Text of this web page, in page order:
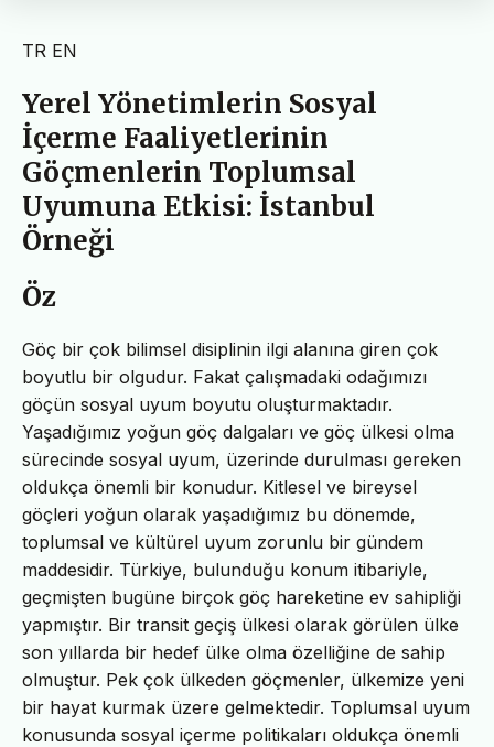
TR EN
Yerel Yönetimlerin Sosyal
İçerme Faaliyetlerinin
Göçmenlerin Toplumsal
Uyumuna Etkisi: İstanbul
Örneği
Öz
Göç bir çok bilimsel disiplinin ilgi alanına giren çok
boyutlu bir olgudur. Fakat çalışmadaki odağımızı
göçün sosyal uyum boyutu oluşturmaktadır.
Yaşadığımız yoğun göç dalgaları ve göç ülkesi olma
sürecinde sosyal uyum, üzerinde durulması gereken
oldukça önemli bir konudur. Kitlesel ve bireysel
göçleri yoğun olarak yaşadığımız bu dönemde,
toplumsal ve kültürel uyum zorunlu bir gündem
maddesidir. Türkiye, bulunduğu konum itibariyle,
geçmişten bugüne birçok göç hareketine ev sahipliği
yapmıştır. Bir transit geçiş ülkesi olarak görülen ülke
son yıllarda bir hedef ülke olma özelliğine de sahip
olmuştur. Pek çok ülkeden göçmenler, ülkemize yeni
bir hayat kurmak üzere gelmektedir. Toplumsal uyum
konusunda sosyal içerme politikaları oldukça önemli